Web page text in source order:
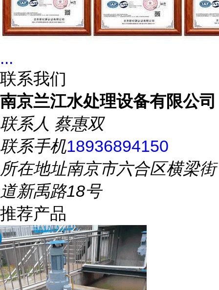
...
联系我们
南京兰江水处理设备有限公司
联系人 蔡惠双
联系手机18936894150
所在地址南京市六合区横梁街
道新禹路18号
推荐产品